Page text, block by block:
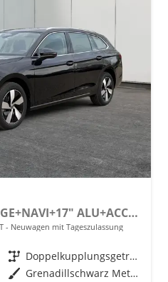
Business DSG+MASSAGE+NAVI+17" ALU+ACC+KAMERA+LED
Neuwagen mit Tageszulassung
Getriebe
Doppelkupplungsgetriebe (DSG)
Außenfarbe
Grenadillschwarz Metallic